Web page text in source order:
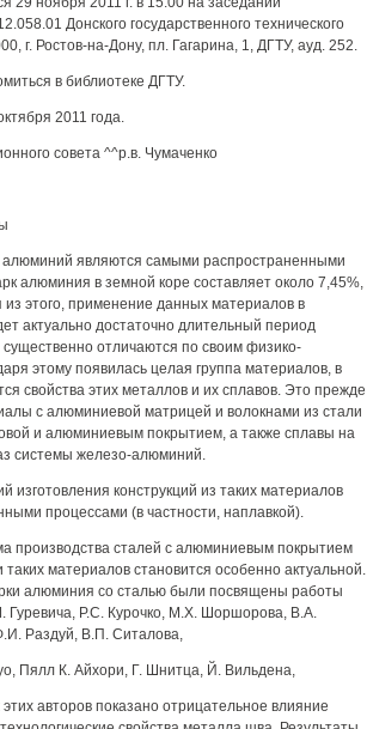
Донского государственного технического
г. Ростов-на-Дону, пл. Гагарина, 1, ДГТУ, ауд. 252.
в библиотеке ДГТУ.
2011 года.
совета ^^р.в. Чумаченко
являются самыми распространенными
алюминия в земной коре составляет около 7,45%,
этого, применение данных материалов в
актуально достаточно длительный период
отличаются по своим физико-
этому появилась целая группа материалов, в
свойства этих металлов и их сплавов. Это прежде
с алюминиевой матрицей и волокнами из стали
и алюминиевым покрытием, а также сплавы на
системы железо-алюминий.
изготовления конструкций из таких материалов
процессами (в частности, наплавкой).
производства сталей с алюминиевым покрытием
таких материалов становится особенно актуальной.
алюминия со сталью были посвящены работы
P.C. Курочко, М.Х. Шоршорова, В.А.
Раздуй, В.П. Ситалова,
Пялл К. Айхори, Г. Шнитца, Й. Вильдена,
авторов показано отрицательное влияние